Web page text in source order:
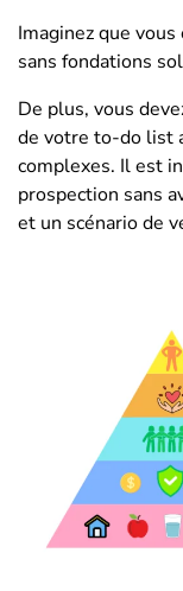
Imaginez que
sans fondations
De plus, vous
de votre to-do list
complexes. Il est
prospection sans
et un scénario de